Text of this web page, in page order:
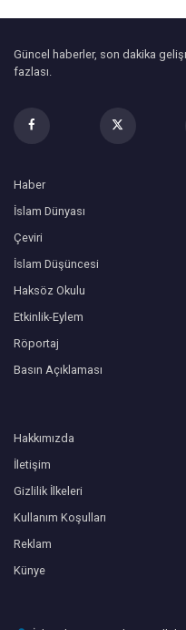
Güncel haberler, son dakika
fazlası.
Haber
İslam Dünyası
Çeviri
İslam Düşüncesi
Haksöz Okulu
Etkinlik-Eylem
Röportaj
Basın Açıklaması
Hakkımızda
İletişim
Gizlilik İlkeleri
Kullanım Koşulları
Reklam
Künye